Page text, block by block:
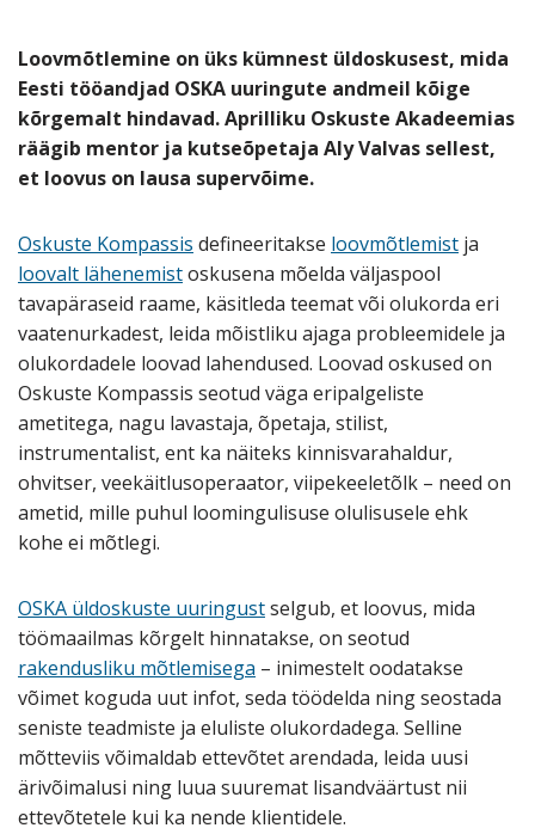
Loovmõtlemine on üks kümnest üldoskusest, mida
Eesti tööandjad OSKA uuringute andmeil kõige
kõrgemalt hindavad. Aprilliku Oskuste Akadeemias
räägib mentor ja kutseõpetaja Aly Valvas sellest,
et loovus on lausa supervõime.
Oskuste Kompassis defineeritakse loovmõtlemist ja
loovalt lähenemistoskusena mõelda väljaspool
tavapäraseid raame, käsitleda teemat või olukorda eri
vaatenurkadest, leida mõistliku ajaga probleemidele ja
olukordadele loovad lahendused. Loovad oskused on
Oskuste Kompassis seotud väga eripalgeliste
ametitega, nagu lavastaja, õpetaja, stilist,
instrumentalist, ent ka näiteks kinnisvarahaldur,
ohvitser, veekäitlusoperaator, viipekeeletõlk – need on
ametid, mille puhul loomingulisuse olulisusele ehk
kohe ei mõtlegi.
OSKA üldoskuste uuringustselgub, et loovus, mida
töömaailmas kõrgelt hinnatakse, on seotud
rakendusliku mõtlemisega – inimestelt oodatakse
võimet koguda uut infot, seda töödelda ning seostada
seniste teadmiste ja eluliste olukordadega. Selline
mõtteviis võimaldab ettevõtet arendada, leida uusi
ärivõimalusi ning luua suuremat lisandväärtust nii
ettevõtetele kui ka nende klientidele.